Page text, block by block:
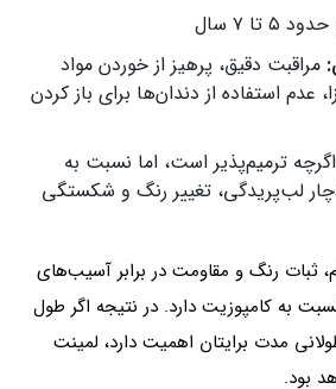
حدود ۵ تا ۷ سال
مراقبت دقیق، پرهیز از خوردن مواد
عدم استفاده از دندان‌ها برای باز کردن
اگرچه ترمیم‌پذیر است، اما نسبت به
لب‌پریدگی، تغییر رنگ و شکستگی
ثبات رنگ و مقاومت در برابر آسیب‌های
به کامپوزیت دارد. در نتیجه اگر طول
مدت برایتان اهمیت دارد، لمینت
بود.